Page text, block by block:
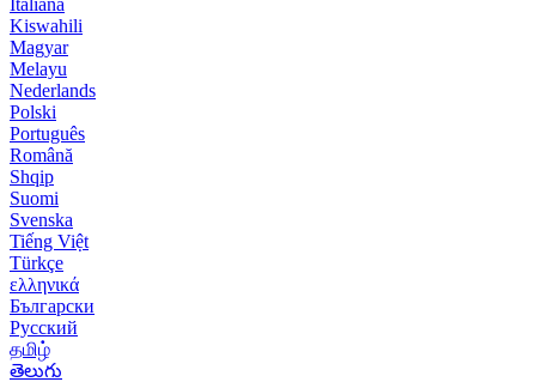
Kiswahili
Magyar
Melayu
Nederlands
Polski
Português
Română
Shqip
Suomi
Svenska
Tiếng Việt
Türkçe
ελληνικά
Български
Русский
தமிழ்
తెలుగు